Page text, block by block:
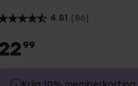
4.81 (86)
99